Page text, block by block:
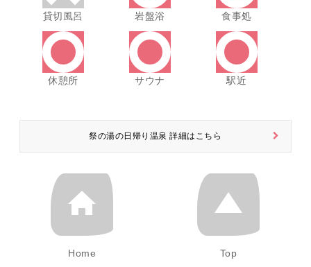
貸切風呂 岩盤浴 食事処
休憩所 サウナ 駅近
祭の湯の日帰り温泉 詳細はこちら
Home Top